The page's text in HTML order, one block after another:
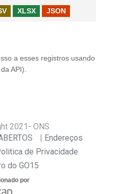
XLSX JSON
a esses registros usando
API ).
2021 - ONS
Endereços
de Privacidade
do GO15
por